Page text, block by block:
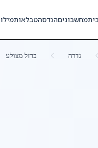
מחשבוניםהנדסהטבלאות
גדרה ברזל מצולע